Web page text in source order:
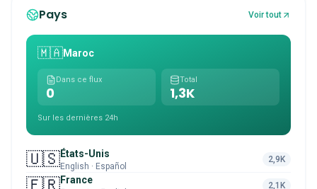
Pays Voir tout
🇲🇦Maroc
Dans ce flux
0
Total
1,3K
Sur les dernières 24h
🇺🇸États-Unis
English · Español
2,9K
France 2,1K